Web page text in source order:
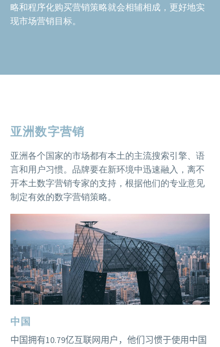
略和程序化购买营销策略就会相辅相成，更好地实
现市场营销目标。
亚洲数字营销
亚洲各个国家的市场都有本土的主流搜索引擎、语
言和用户习惯。品牌要在新环境中迅速融入，离不
开本土数字营销专家的支持，根据他们的专业意见
制定有效的数字营销策略。
中国
中国拥有10.79亿互联网用户，他们习惯于使用中国